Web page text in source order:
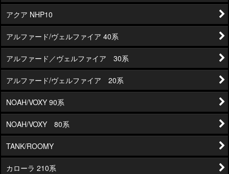
アクア NHP10
アルファード/ヴェルファイア 40系
アルファード／ヴェルファイア 30系
アルファード/ヴェルファイア 20系
NOAH/VOXY 90系
NOAH/VOXY 80系
TANK/ROOMY
カローラ 210系